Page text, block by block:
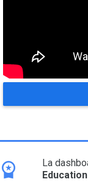
La